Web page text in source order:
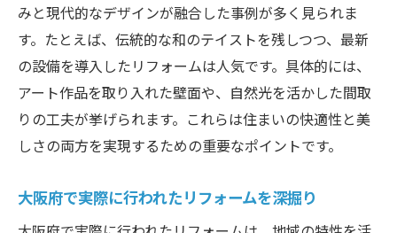
みと現代的なデザインが融合した事例が多く見られま
す。たとえば、伝統的な和のテイストを残しつつ、最新
の設備を導入したリフォームは人気です。具体的には、
アート作品を取り入れた壁面や、自然光を活かした間取
りの工夫が挙げられます。これらは住まいの快適性と美
しさの両方を実現するための重要なポイントです。
大阪府で実際に行われたリフォームを深掘り